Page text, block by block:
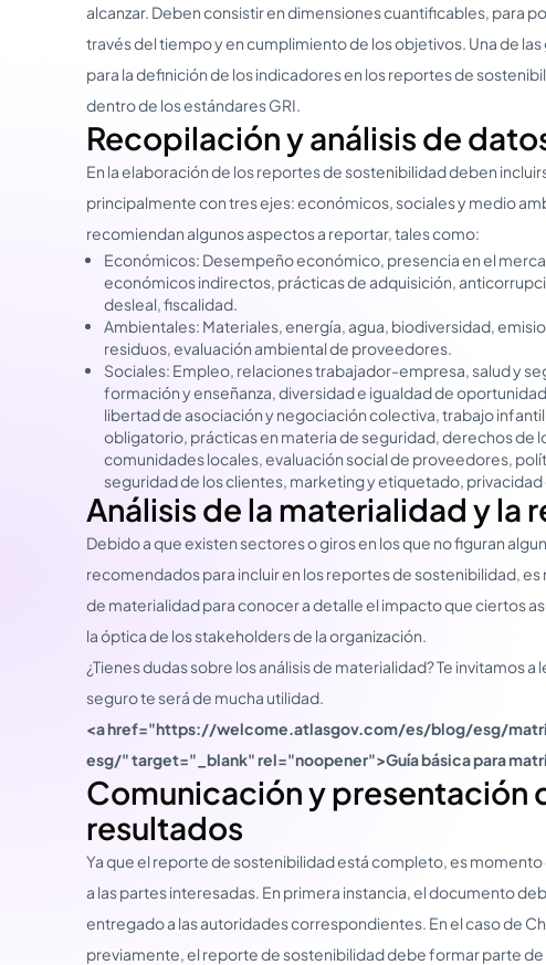
alcanzar. Deben consistir en dimensiones cuantificables, para
través del tiempo y en cumplimiento de los objetivos. Una de
para la definición de los indicadores en los reportes de
dentro de los estándares GRI.
Recopilación y análisis de
En la elaboración de los reportes de sostenibilidad deben
principalmente con tres ejes: económicos, sociales y medio
recomiendan algunos aspectos a reportar, tales como:
Económicos: Desempeño económico, presencia en el
económicos indirectos, prácticas de adquisición,
desleal, fiscalidad.
Ambientales: Materiales, energía, agua, biodiversidad,
residuos, evaluación ambiental de proveedores.
Sociales: Empleo, relaciones trabajador-empresa, salud y
formación y enseñanza, diversidad e igualdad de
libertad de asociación y negociación colectiva, trabajo
obligatorio, prácticas en materia de seguridad, derechos de
comunidades locales, evaluación social de proveedores,
seguridad de los clientes, marketing y etiquetado, privacidad
Análisis de la materialidad y la
Debido a que existen sectores o giros en los que no figuran
recomendados para incluir en los reportes de sostenibilidad, es
de materialidad para conocer a detalle el impacto que ciertos
la óptica de los stakeholders de la organización.
¿Tienes dudas sobre los análisis de materialidad? Te invitamos
seguro te será de mucha utilidad.
<a href="https://welcome.atlasgov.com/es/blog/esg/
esg/" target="_blank" rel="noopener">Guía básica para
Comunicación y presentación
resultados
Ya que el reporte de sostenibilidad está completo, es
a las partes interesadas. En primera instancia, el documento
entregado a las autoridades correspondientes. En el caso de
previamente, el reporte de sostenibilidad debe formar parte de